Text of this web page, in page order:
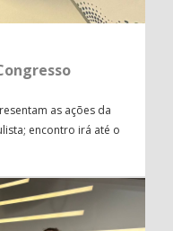
as ações da
encontro irá até o